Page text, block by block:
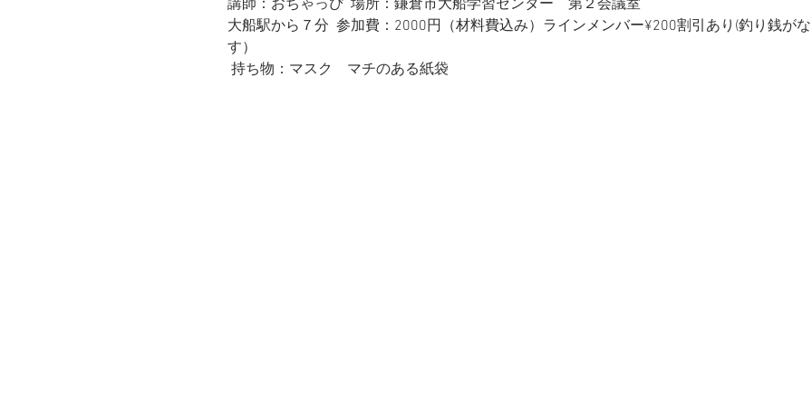
講師：おちゃっぴ  場所：鎌倉市大船学習センター　第２会議室
大船駅から７分  参加費：2000円（材料費込み）ラインメンバー¥200割引あり(釣り銭が
す）
持ち物：マスク　マチのある紙袋